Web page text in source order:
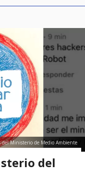
del Ministerio de Medio Ambiente
del